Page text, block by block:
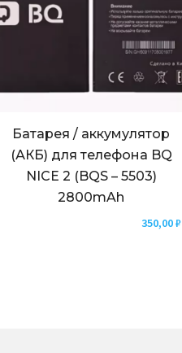
Батарея / аккумулятор
(АКБ) для телефона BQ
NICE 2 (BQS – 5503)
2800mAh
350,00₽